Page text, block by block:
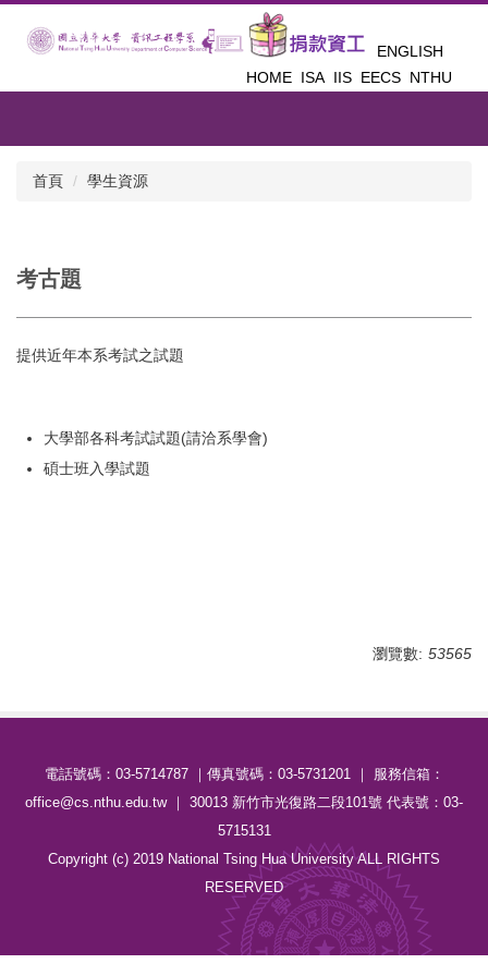
ENGLISH
HOME ISA IIS EECS NTHU
首頁 學生資源
考古題
提供近年本系考試之試題
大學部各科考試試題(請洽系學會)
碩士班入學試題
瀏覽數: 53565
電話號碼：03-5714787 ｜傳真號碼：03-5731201 ｜ 服務信箱：
office@cs.nthu.edu.tw ｜ 30013 新竹市光復路二段101號 代表號：03-
5715131
Copyright (c) 2019 National Tsing Hua University ALL RIGHTS
RESERVED